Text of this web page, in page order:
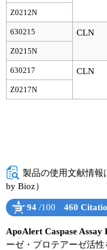
細胞選択ガイド
エピジェネティクス
プロトコール集
ユーザーズボイス集
動画ライブラリー
Z0212N
630215 CLN
Z0215N
630217 CLN
Z0217N
製品の使用文献情報
by Bioz）
94 /100 460
ApoAlert Caspase Assay
ーゼ・プロテアーゼ活